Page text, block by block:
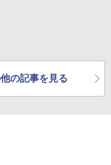
の記事を見る